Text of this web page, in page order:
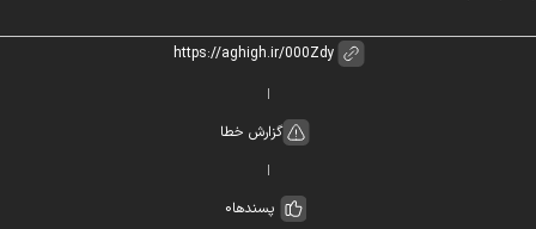
گزارش خطا
پسندها0